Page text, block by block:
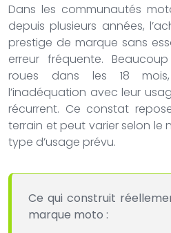
Dans les communautés
depuis plusieurs années,
prestige de marque sans
erreur fréquente.
roues dans les 18
l’inadéquation avec leur
récurrent. Ce constat
terrain et peut varier selon le
type d’usage prévu.
Ce qui construit
marque moto :